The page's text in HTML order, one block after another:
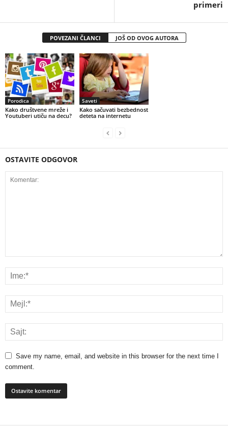
primeri
POVEZANI ČLANCI JOŠ OD OVOG AUTORA
Porodica
Kako društvene mreže i
Youtuberi utiču na decu?
Saveti
Kako sačuvati bezbednost
deteta na internetu
OSTAVITE ODGOVOR
Save my name, email, and website in this browser for the next time I
comment.